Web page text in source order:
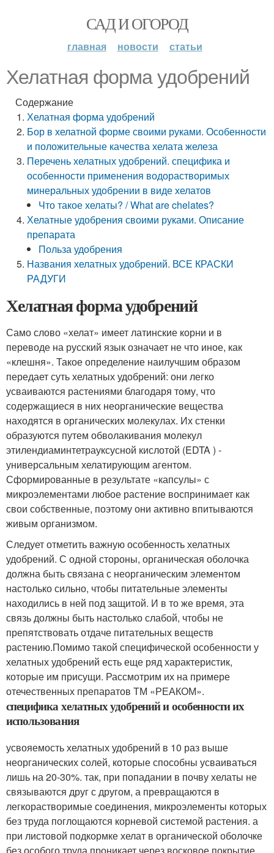
САД И ОГОРОД
главная новости статьи
Хелатная форма удобрений
Содержание
Хелатная форма удобрений
Бор в хелатной форме своими руками. Особенности
и положительные качества хелата железа
Перечень хелатных удобрений. специфика и
особенности применения водорастворимых
минеральных удобрении в виде хелатов
Что такое хелаты? / What are chelates?
Хелатные удобрения своими руками. Описание
препарата
Польза удобрения
Названия хелатных удобрений. ВСЕ КРАСКИ
РАДУГИ
Хелатная форма удобрений
Само слово «хелат» имеет латинские корни и в
переводе на русский язык означает не что иное, как
«клешня». Такое определение наилучшим образом
передает суть хелатных удобрений: они легко
усваиваются растениями благодаря тому, что
содержащиеся в них неорганические вещества
находятся в органических молекулах. Их стенки
образуются путем обволакивания молекул
этилендиаминтетрауксусной кислотой (EDTA ) -
универсальным хелатирующим агентом.
Сформированные в результате «капсулы» с
микроэлементами любое растение воспринимает как
свои собственные, поэтому они активно впитываются
живым организмом.
Следует отметить важную особенность хелатных
удобрений. С одной стороны, органическая оболочка
должна быть связана с неорганическим элементом
настолько сильно, чтобы питательные элементы
находились в ней под защитой. И в то же время, эта
связь должны быть настолько слабой, чтобы не
препятствовать отдаче питательных веществ
растению.Помимо такой специфической особенности у
хелатных удобрений есть еще ряд характеристик,
которые им присущи. Рассмотрим их на примере
отечественных препаратов ТМ «РЕАКОМ».
специфика хелатных удобрений и особенности их
использования
усвояемость хелатных удобрений в 10 раз выше
неорганических солей, которые способны усваиваться
лишь на 20-30%. так, при попадании в почву хелаты не
связываются друг с другом, а превращаются в
легкорастворимые соединения, микроэлементы которых
без труда поглощаются корневой системой растения. а
при листовой подкормке хелат в органической оболочке